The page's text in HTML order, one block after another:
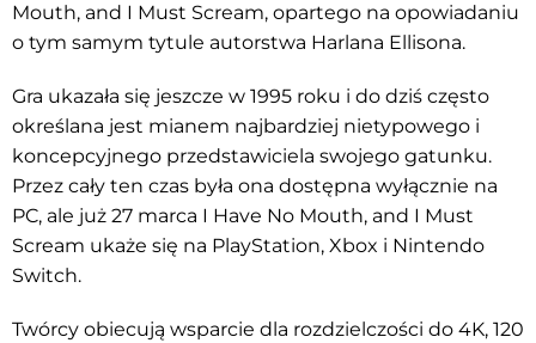
Mouth, and I Must Scream, opartego na opowiadaniu
o tym samym tytule autorstwa Harlana Ellisona.
Gra ukazała się jeszcze w 1995 roku i do dziś często
określana jest mianem najbardziej nietypowego i
koncepcyjnego przedstawiciela swojego gatunku.
Przez cały ten czas była ona dostępna wyłącznie na
PC, ale już 27 marca I Have No Mouth, and I Must
Scream ukaże się na PlayStation, Xbox i Nintendo
Switch.
Twórcy obiecują wsparcie dla rozdzielczości do 4K, 120